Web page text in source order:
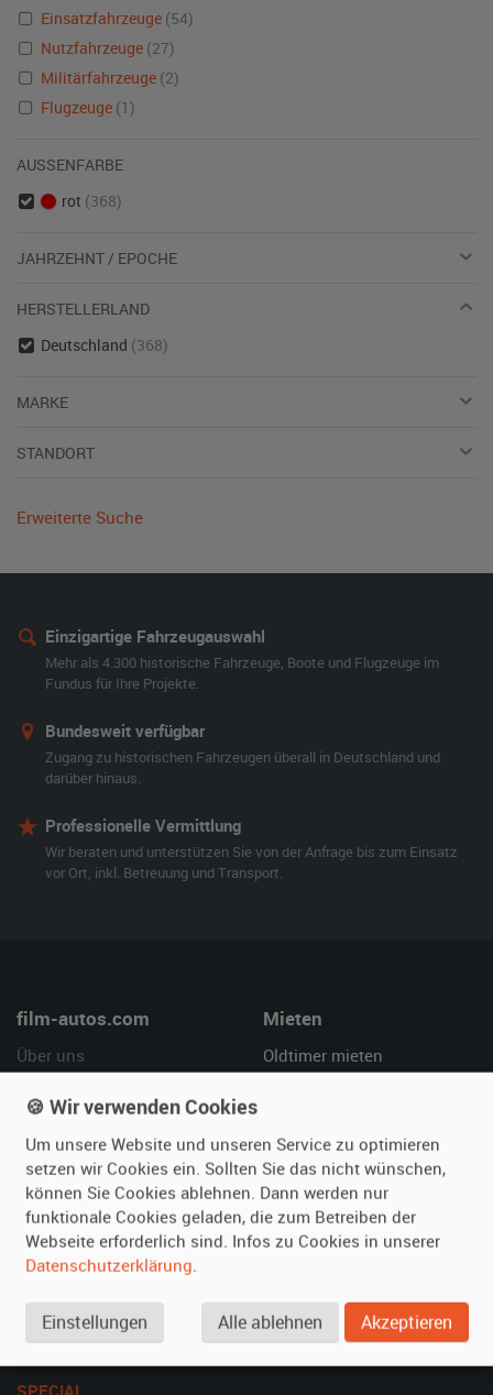
Einsatzfahrzeuge (54)
Nutzfahrzeuge (27)
Militärfahrzeuge (2)
Flugzeuge (1)
AUSSENFARBE
rot (368)
JAHRZEHNT / EPOCHE
HERSTELLERLAND
Deutschland (368)
MARKE
STANDORT
Erweiterte Suche
Einzigartige Fahrzeugauswahl
Mehr als 4.300 historische Fahrzeuge, Boote und Flugzeuge im
Fundus für Ihre Projekte.
Bundesweit verfügbar
Zugang zu historischen Fahrzeugen überall in Deutschland und
darüber hinaus.
Professionelle Vermittlung
Wir beraten und unterstützen Sie von der Anfrage bis zum Einsatz
vor Ort, inkl. Betreuung und Transport.
film-autos.com
Über uns
Referenzen
Kundenmeinungen
Mieten
Oldtimer mieten
Service
Vermieten
Oldtimer anmelden
Fotos senden
Fragen für Vermieter
Inserat verwalten
Hilfe
Häufige Fragen (FAQ)
Kontakt
SPECIAL
🍪 Wir verwenden Cookies
Um unsere Website und unseren Service zu optimieren
setzen wir Cookies ein. Sollten Sie das nicht wünschen,
können Sie Cookies ablehnen. Dann werden nur
funktionale Cookies geladen, die zum Betreiben der
Webseite erforderlich sind. Infos zu Cookies in unserer
Datenschutzerklärung.
Einstellungen Alle ablehnen Akzeptieren